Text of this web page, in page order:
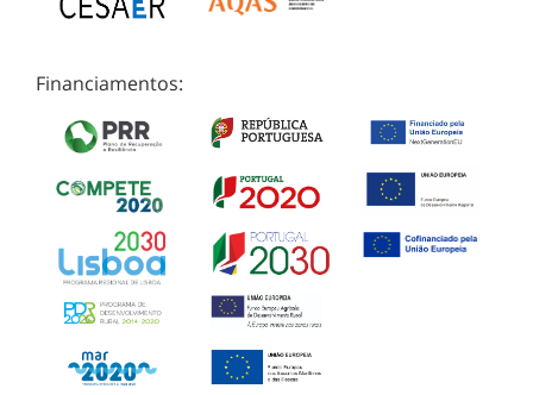
Financiamentos: